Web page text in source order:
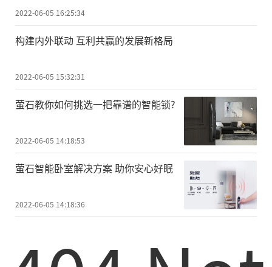
2022-06-05 16:25:34
构建内外联动 互利共赢的发展新格局
2022-06-05 15:32:31
萤石教你如何挑选一把靠谱的智能锁?
2022-06-05 14:18:53
萤石智能卧室解决方案 助你安心好眠
2022-06-05 14:18:36